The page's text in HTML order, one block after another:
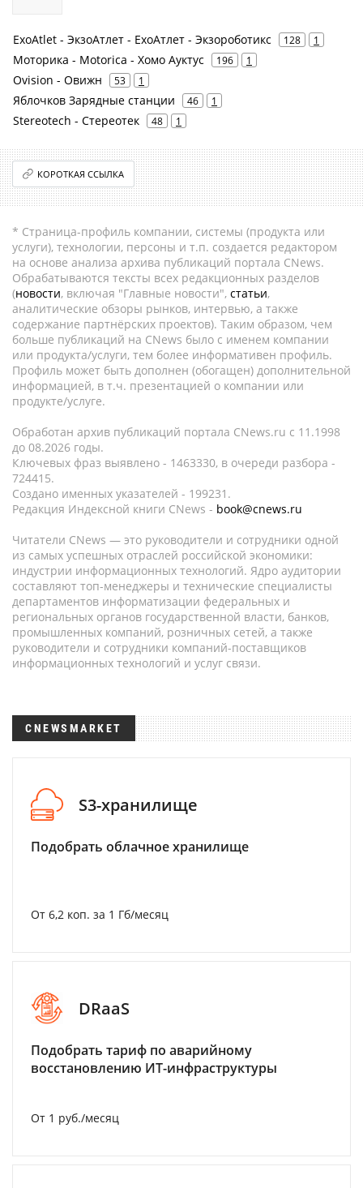
ExoAtlet - ЭкзоАтлет - ExoАтлет - Экзороботикс 128 1
Моторика - Motorica - Хомо Ауктус 196 1
Ovision - Овижн 53 1
Яблочков Зарядные станции 46 1
Stereotech - Стереотек 48 1
КОРОТКАЯ ССЫЛКА
* Страница-профиль компании, системы (продукта или
услуги), технологии, персоны и т.п. создается редактором
на основе анализа архива публикаций портала CNews.
Обрабатываются тексты всех редакционных разделов
(новости, включая "Главные новости", статьи,
аналитические обзоры рынков, интервью, а также
содержание партнёрских проектов). Таким образом, чем
больше публикаций на CNews было с именем компании
или продукта/услуги, тем более информативен профиль.
Профиль может быть дополнен (обогащен) дополнительной
информацией, в т.ч. презентацией о компании или
продукте/услуге.
Обработан архив публикаций портала CNews.ru c 11.1998
до 08.2026 годы.
Ключевых фраз выявлено - 1463330, в очереди разбора -
724415.
Создано именных указателей - 199231.
Редакция Индексной книги CNews - book@cnews.ru
Читатели CNews — это руководители и сотрудники одной
из самых успешных отраслей российской экономики:
индустрии информационных технологий. Ядро аудитории
составляют топ-менеджеры и технические специалисты
департаментов информатизации федеральных и
региональных органов государственной власти, банков,
промышленных компаний, розничных сетей, а также
руководители и сотрудники компаний-поставщиков
информационных технологий и услуг связи.
CNEWSMARKET
S3-хранилище
Подобрать облачное хранилище
От 6,2 коп. за 1 Гб/месяц
DRaaS
Подобрать тариф по аварийному
восстановлению ИТ-инфраструктуры
От 1 руб./месяц